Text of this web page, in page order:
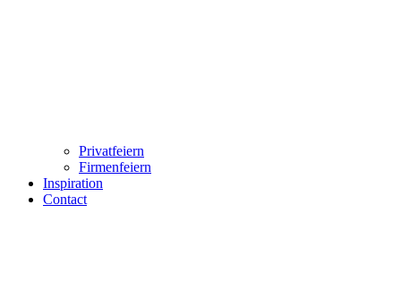
Privatfeiern
Firmenfeiern
Inspiration
Contact